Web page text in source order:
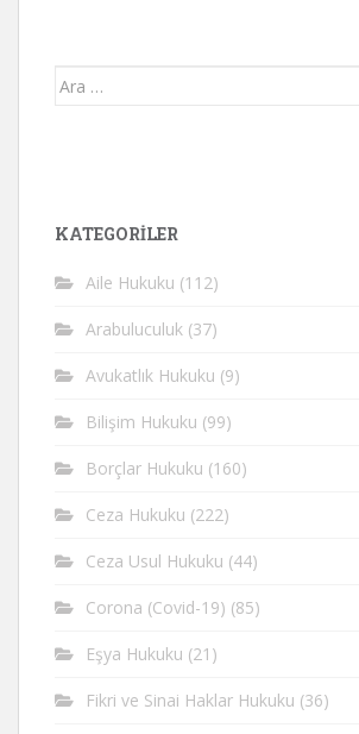
Arama
KATEGORİLER
Aile Hukuku (112)
Arabuluculuk (37)
Avukatlık Hukuku (9)
Bilişim Hukuku (99)
Borçlar Hukuku (160)
Ceza Hukuku (222)
Ceza Usul Hukuku (44)
Corona (Covid-19) (85)
Eşya Hukuku (21)
Fikri ve Sinai Haklar Hukuku (36)